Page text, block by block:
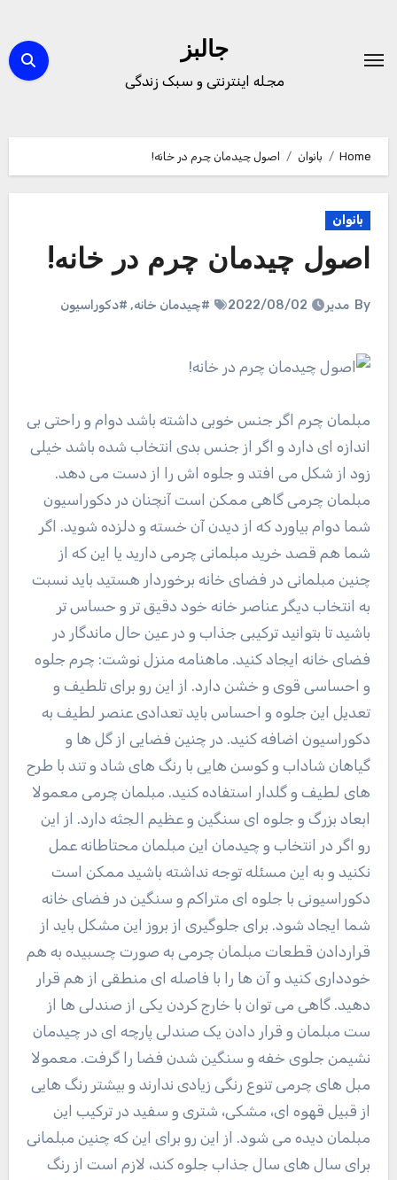
content
جالبز
مجله اینترنتی و سبک زندگی
Home بانوان اصول چیدمان چرم در خانه!
بانوان
اصول چیدمان چرم در خانه!
By مدیر 2022/08/02 #چیدمان خانه, #دکوراسیون
مبلمان چرم اگر جنس خوبی داشته باشد دوام و راحتی بی
اندازه ای دارد و اگر از جنس بدی انتخاب شده باشد خیلی
زود از شکل می افتد و جلوه اش را از دست می دهد.
مبلمان چرمی گاهی ممکن است آنچنان در دکوراسیون
شما دوام بیاورد که از دیدن آن خسته و دلزده شوید. اگر
شما هم قصد خرید مبلمانی چرمی دارید یا این که از
چنین مبلمانی در فضای خانه برخوردار هستید باید نسبت
به انتخاب دیگر عناصر خانه خود دقیق تر و حساس تر
باشید تا بتوانید ترکیبی جذاب و در عین حال ماندگار در
فضای خانه ایجاد کنید. ماهنامه منزل نوشت: چرم جلوه
و احساسی قوی و خشن دارد. از این رو برای تلطیف و
تعدیل این جلوه و احساس باید تعدادی عنصر لطیف به
دکوراسیون اضافه کنید. در چنین فضایی از گل ها و
گیاهان شاداب و کوسن هایی با رنگ های شاد و تند با طرح
های لطیف و گلدار استفاده کنید. مبلمان چرمی معمولا
ابعاد بزرگ و جلوه ای سنگین و عظیم الجثه دارد. از این
رو اگر در انتخاب و چیدمان این مبلمان محتاطانه عمل
نکنید و به این مسئله توجه نداشته باشید ممکن است
دکوراسیونی با جلوه ای متراکم و سنگین در فضای خانه
شما ایجاد شود. برای جلوگیری از بروز این مشکل باید از
قراردادن قطعات مبلمان چرمی به صورت چسبیده به هم
خودداری کنید و آن ها را با فاصله ای منطقی از هم قرار
دهید. گاهی می توان با خارج کردن یکی از صندلی ها از
ست مبلمان و قرار دادن یک صندلی پارچه ای در چیدمان
نشیمن جلوی خفه و سنگین شدن فضا را گرفت. معمولا
مبل های چرمی تنوع رنگی زیادی ندارند و بیشتر رنگ هایی
از قبیل قهوه ای، مشکی، شتری و سفید در ترکیب این
مبلمان دیده می شود. از این رو برای این که چنین مبلمانی
برای سال های سال جذاب جلوه کند، لازم است از رنگ